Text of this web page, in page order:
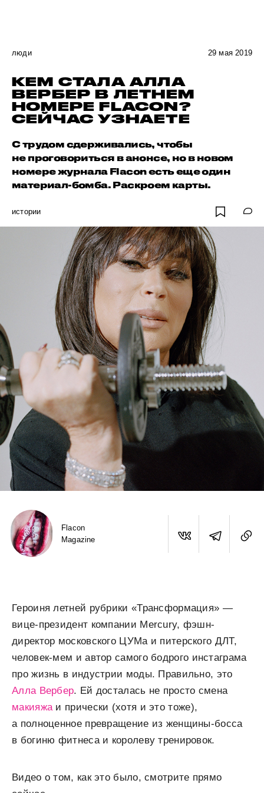
люди 29 мая 2019
КЕМ СТАЛА АЛЛА
ВЕРБЕР В ЛЕТНЕМ
НОМЕРЕ FLACON?
СЕЙЧАС УЗНАЕТЕ
С трудом сдерживались, чтобы
не проговориться в анонсе, но в новом
номере журнала Flacon есть еще один
материал-бомба. Раскроем карты.
истории
Flacon
Magazine
Героиня летней рубрики «Трансформация» —
вице-президент компании Mercury, фэшн-
директор московского ЦУМа и питерского ДЛТ,
человек-мем и автор самого бодрого инстаграма
про жизнь в индустрии моды. Правильно, это
Алла Вербер. Ей досталась не просто смена
макияжаи прически (хотя и это тоже),
а полноценное превращение из женщины-босса
в богиню фитнеса и королеву тренировок.
Видео о том, как это было, смотрите прямо